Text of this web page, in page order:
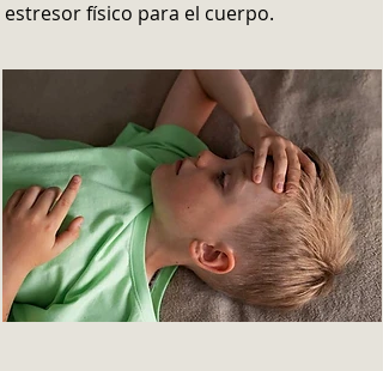
estresor físico para el cuerpo.